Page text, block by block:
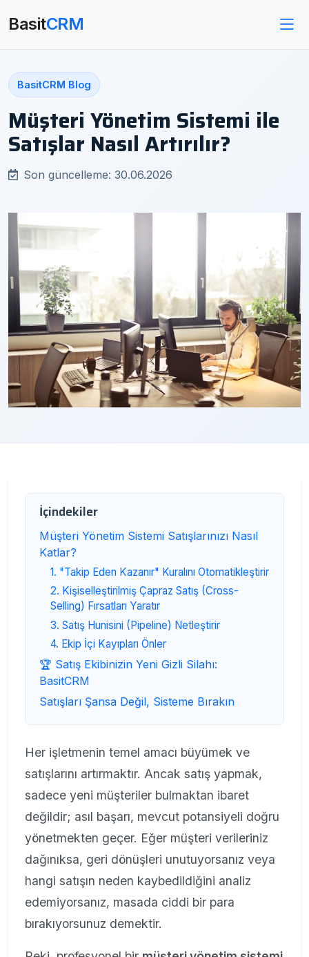
BasitCRM
BasitCRM Blog
Müşteri Yönetim Sistemi ile
Satışlar Nasıl Artırılır?
Son güncelleme: 30.06.2026
İçindekiler
Müşteri Yönetim Sistemi Satışlarınızı Nasıl
Katlar?
1. "Takip Eden Kazanır" Kuralını Otomatikleştirir
2. Kişiselleştirilmiş Çapraz Satış (Cross-
Selling) Fırsatları Yaratır
3. Satış Hunisini (Pipeline) Netleştirir
4. Ekip İçi Kayıpları Önler
🏆 Satış Ekibinizin Yeni Gizli Silahı:
BasitCRM
Satışları Şansa Değil, Sisteme Bırakın
Her işletmenin temel amacı büyümek ve
satışlarını artırmaktır. Ancak satış yapmak,
sadece yeni müşteriler bulmaktan ibaret
değildir; asıl başarı, mevcut potansiyeli doğru
yönetmekten geçer. Eğer müşteri verileriniz
dağınıksa, geri dönüşleri unutuyorsanız veya
hangi satışın neden kaybedildiğini analiz
edemiyorsanız, masada ciddi bir para
bırakıyorsunuz demektir.